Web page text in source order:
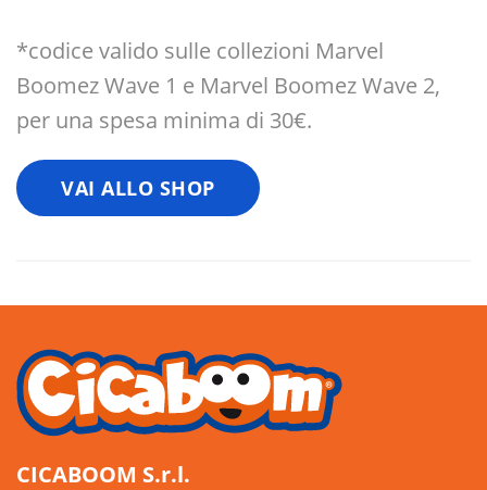
*codice valido sulle collezioni Marvel
Boomez Wave 1 e Marvel Boomez Wave 2,
per una spesa minima di 30€.
VAI ALLO SHOP
CICABOOM S.r.l.